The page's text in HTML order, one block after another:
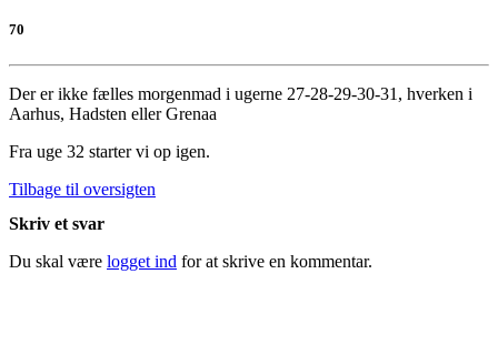
70
Der er ikke fælles morgenmad i ugerne 27-28-29-30-31, hverken i
Aarhus, Hadsten eller Grenaa
Fra uge 32 starter vi op igen.
Tilbage til oversigten
Skriv et svar
Du skal være logget ind for at skrive en kommentar.